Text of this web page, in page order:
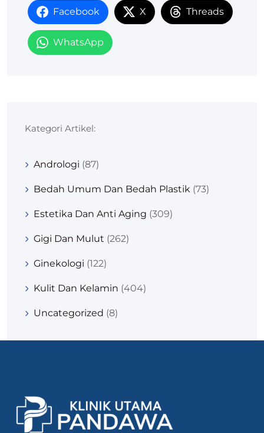
Facebook X Threads
WhatsApp
Kategori Artikel:
Andrologi (87)
Bedah Umum Dan Bedah Plastik (73)
Estetika Dan Anti Aging (309)
Gigi Dan Mulut (262)
Ginekologi (122)
Kulit Dan Kelamin (404)
Uncategorized (8)